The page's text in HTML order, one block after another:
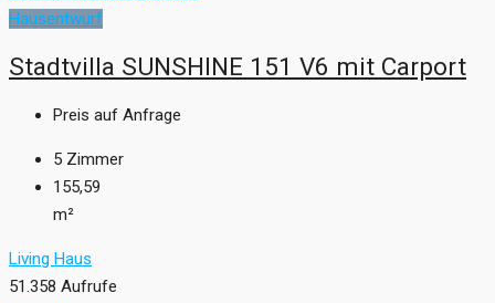
Hausentwurf
Stadtvilla SUNSHINE 151 V6 mit Carport
Preis auf Anfrage
5 Zimmer
155,59
m²
Living Haus
51.358 Aufrufe